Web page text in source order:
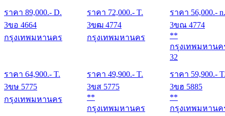
ราคา 89,000.- D. ราคา 72,000.- T.
ราคา 56,000.- n.
3ขอ 4664
กรุงเทพมหานคร
ราคา 64,900.- T.
3ขฒ 4774
กรุงเทพมหานคร
ราคา 49,900.- T.
3ขณ 4774
**
กรุงเทพมหานค
32
ราคา 59,900.-
3ขษ 5775
กรุงเทพมหานคร
3ขส 5775
**
กรุงเทพมหานคร
3ขฮ 5885
**
กรุงเทพมหานค